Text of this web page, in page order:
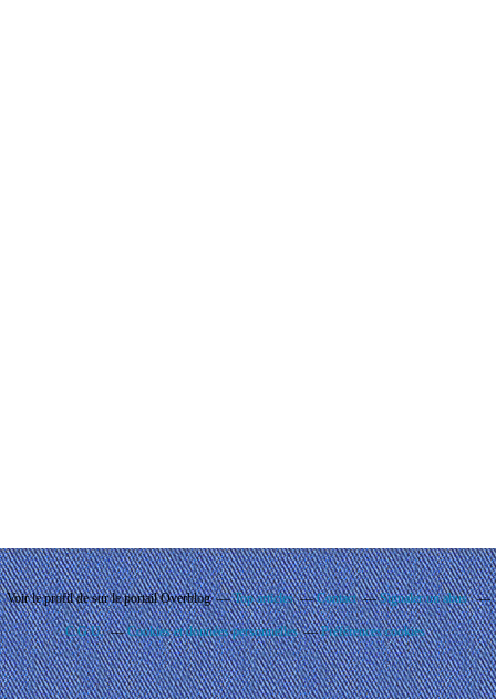
Voir le profil desur le portail Overblog Top articles Contact Signaler un abus
C.G.U. Cookies et données personnelles Préférences cookies